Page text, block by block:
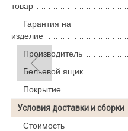
товар
Гарантия на
изделие
Производитель
Бельевой ящик
Покрытие
Условия доставки и сборки
Стоимость